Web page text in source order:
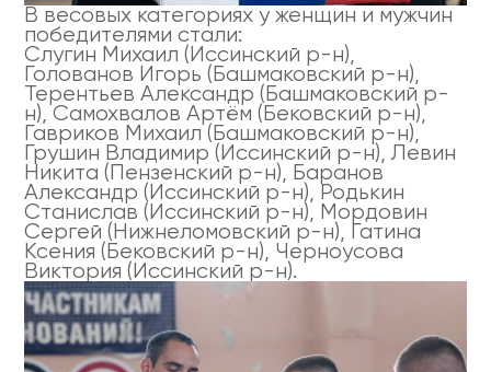
В весовых категориях у женщин и мужчин
победителями стали:
Слугин Михаил (Иссинский р-н),
Голованов Игорь (Башмаковский р-н),
Терентьев Александр (Башмаковский р-
н), Самохвалов Артём (Бековский р-н),
Гавриков Михаил (Башмаковский р-н),
Грушин Владимир (Иссинский р-н), Левин
Никита (Пензенский р-н), Баранов
Александр (Иссинский р-н), Родькин
Станислав (Иссинский р-н), Мордовин
Сергей (Нижнеломовский р-н), Гатина
Ксения (Бековский р-н), Черноусова
Виктория (Иссинский р-н).